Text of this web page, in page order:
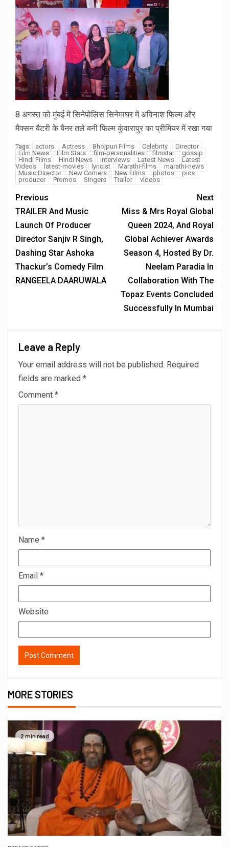
8 अगस्त को मुंबई में सिनेपोलिस सिनेमाघर में अविनाश फिल्म और
मैक्सन बैटरी के बैनर तले बनी फिल्म कुंवारापुर का प्रीमियर में रखा गया
Tags: actors Actress Bhojpuri Films Celebrity
Director
Film News
Film Stars film-personalities filmstar
gossip
Hindi Films
Hindi News interviews Latest News
Latest
Videos
latest-movies lyricist Marathi-films
marathi-news
Music Director
New Comers New Films photos
pics
producer
Promos Singers Trailor videos
Previous
TRAILER And Music
Launch Of Producer
Director Sanjiv R Singh,
Dashing Star Ashoka
Thackur’s Comedy Film
RANGEELA DAARUWALA
Next
Miss & Mrs Royal Global
Queen 2024, And Royal
Global Achiever Awards
Season 4, Hosted By Dr.
Neelam Paradia In
Collaboration With The
Topaz Events Concluded
Successfully In Mumbai
Leave a Reply
Your email address will not be published. Required
fields are marked *
Comment *
Name *
Email *
Website
MORE STORIES
2 min read